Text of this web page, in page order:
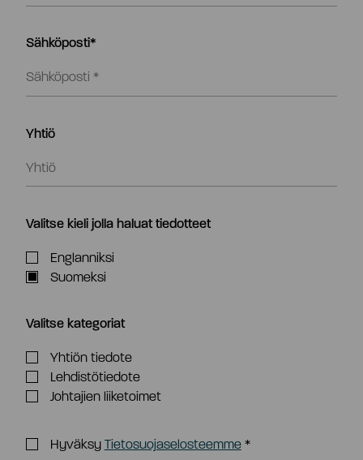
Sähköposti*
Yhtiö
Valitse kieli jolla haluat tiedotteet
Englanniksi
Suomeksi
Valitse kategoriat
Yhtiön tiedote
Lehdistötiedote
Johtajien liiketoimet
Hyväksy Tietosuojaselosteemme*